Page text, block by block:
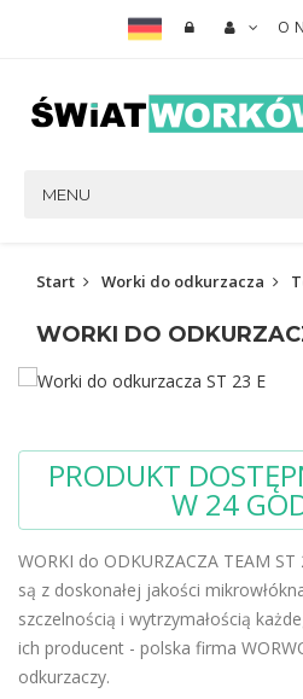
O
MENU
Start Worki do odkurzacza
WORKI DO
PRODUKT
W 24
WORKI do ODKURZACZA TEAM
są z doskonałej jakości
szczelnością i wytrzymałością
ich producent - polska firma
odkurzaczy.